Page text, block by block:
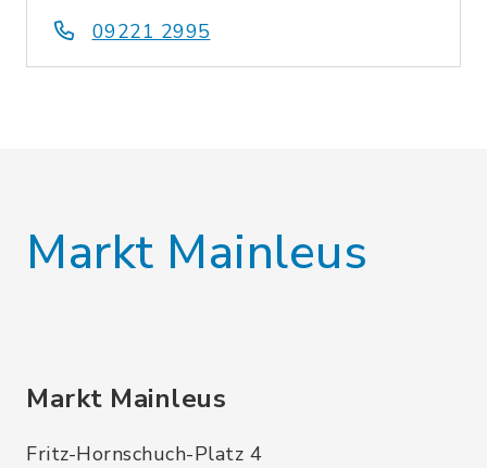
09221 2995
Markt Mainleus
Markt Mainleus
Fritz-Hornschuch-Platz 4